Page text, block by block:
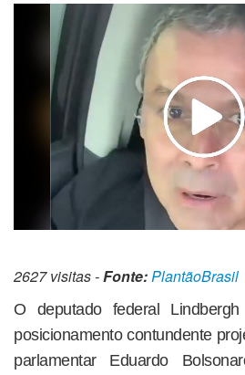
2627 visitas -Fonte:PlantãoBrasil
O deputado federal
posicionamento contundente
parlamentar Eduardo